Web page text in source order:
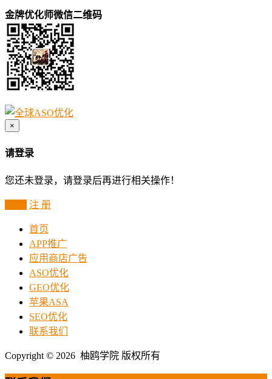
金牌优化师微信二维码
×
请登录
您还未登录，请登录后再进行相关操作！
注 册
首页
APP推广
应用商店广告
ASO优化
GEO优化
苹果ASA
SEO优化
联系我们
Copyright © 2026 柚鸥学院 版权所有